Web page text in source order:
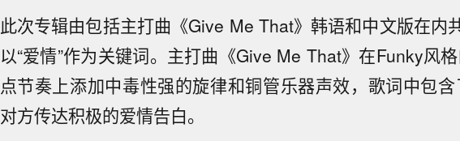
此次专辑由包括主打曲《Give Me That》韩语和中文版在内
以“爱情”作为关键词。主打曲《Give Me That》在Funky风
点节奏上添加中毒性强的旋律和铜管乐器声效，歌词中包
对方传达积极的爱情告白。